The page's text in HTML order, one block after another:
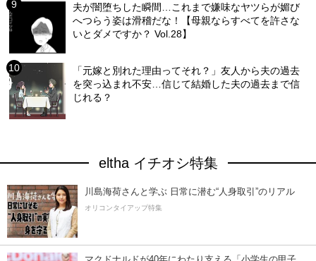
夫が闇堕ちした瞬間…これまで嫌味なヤツらが媚び
へつらう姿は滑稽だな！【母親ならすべてを許さな
いとダメですか？ Vol.28】
「元嫁と別れた理由ってそれ？」友人から夫の過去
を突っ込まれ不安…信じて結婚した夫の過去まで信
じれる？
eltha イチオシ特集
川島海荷さんと学ぶ 日常に潜む“人身取引”のリアル
オリコンタイアップ特集